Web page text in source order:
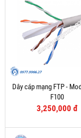
Dây cáp mạng FTP -
F100
3,250,000 đ